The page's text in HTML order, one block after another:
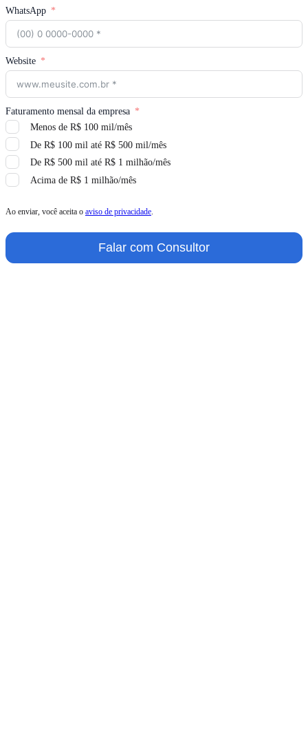
WhatsApp
Website
Faturamento mensal da empresa
Menos de R$ 100 mil/mês
De R$ 100 mil até R$ 500 mil/mês
De R$ 500 mil até R$ 1 milhão/mês
Acima de R$ 1 milhão/mês
Ao enviar, você aceita o aviso de privacidade.
Falar com Consultor